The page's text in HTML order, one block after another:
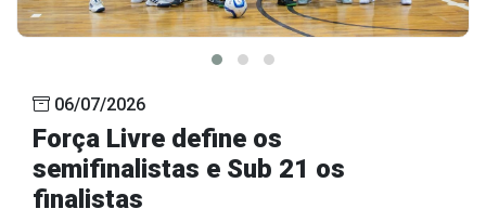
06/07/2026
Força Livre define os
semifinalistas e Sub 21 os
finalistas